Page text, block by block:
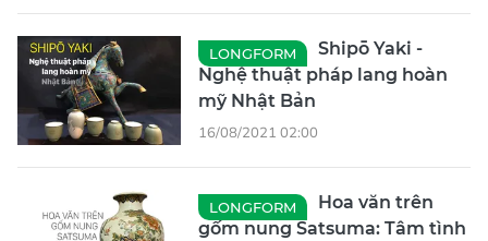
LONGFORM
Shipō Yaki -
Nghệ thuật pháp lang hoàn
mỹ Nhật Bản
16/08/2021 02:00
LONGFORM
Hoa văn trên
gốm nung Satsuma: Tâm tình